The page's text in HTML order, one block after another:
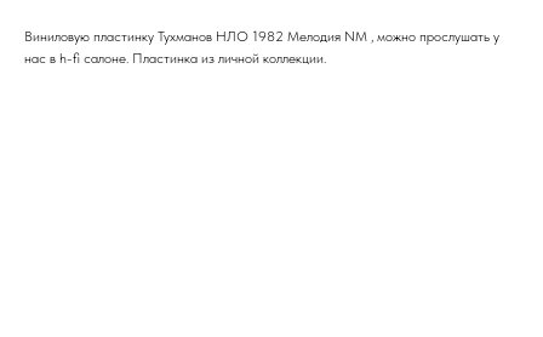
Виниловую пластинку Тухманов НЛО 1982 Мелодия NM , можно прослушать у
нас в h-fi салоне. Пластинка из личной коллекции.